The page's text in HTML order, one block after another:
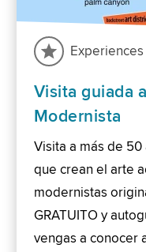
Experiences
Visita guiada
Modernista
Visita a más de
que crean el arte
modernistas
GRATUITO y
vengas a conocer